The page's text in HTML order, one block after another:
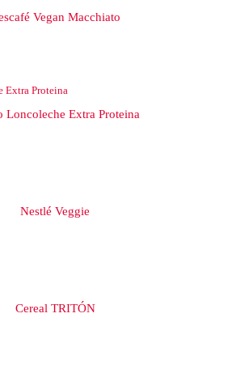
Vegan Macchiato
Loncoleche Extra Proteina
Nestlé Veggie
Cereal TRITÓN